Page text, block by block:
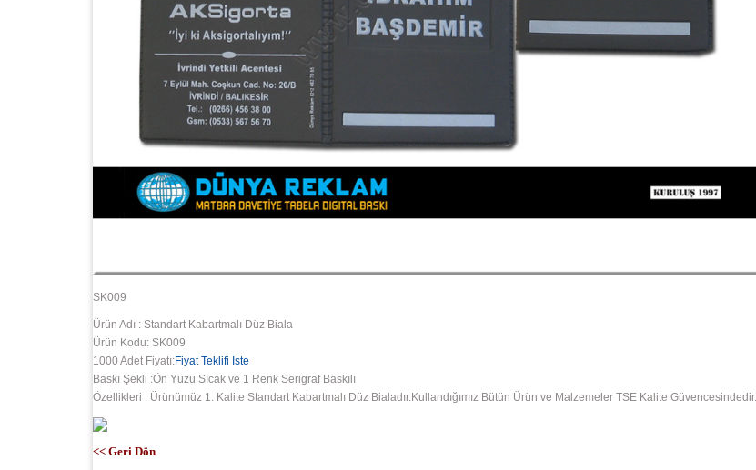
SK009
Ürün Adı : Standart Kabartmalı Düz Biala
Ürün Kodu: SK009
1000 Adet Fiyatı:Fiyat Teklifi İste
Baskı Şekli :Ön Yüzü Sıcak ve 1 Renk Serigraf Baskılı
Özellikleri : Ürünümüz 1. Kalite Standart Kabartmalı Düz Bialadır.Kullandığımız Bütün Ürün ve Malzemeler TSE Kalite Güvencesindedir.
<< Geri Dön